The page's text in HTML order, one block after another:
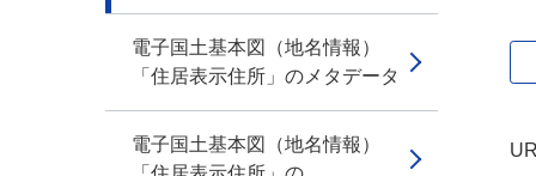
電子国土基本図（地名情報）
「住居表示住所」のメタデータ
電子国土基本図（地名情報）